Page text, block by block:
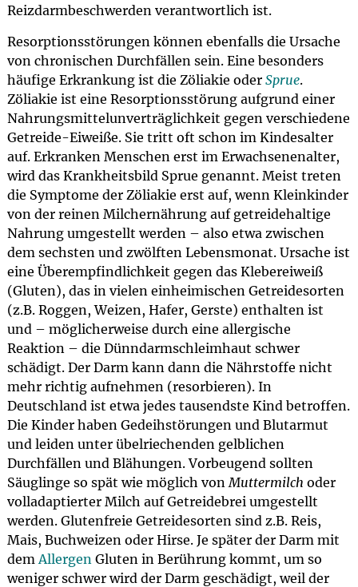
Reizdarmbeschwerden verantwortlich ist.
Resorptionsstörungen können ebenfalls die Ursache
von chronischen Durchfällen sein. Eine besonders
häufige Erkrankung ist die Zöliakie oder Sprue.
Zöliakie ist eine Resorptionsstörung aufgrund einer
Nahrungsmittelunverträglichkeit gegen verschiedene
Getreide-Eiweiße. Sie tritt oft schon im Kindesalter
auf. Erkranken Menschen erst im Erwachsenenalter,
wird das Krankheitsbild Sprue genannt. Meist treten
die Symptome der Zöliakie erst auf, wenn Kleinkinder
von der reinen Milchernährung auf getreidehaltige
Nahrung umgestellt werden – also etwa zwischen
dem sechsten und zwölften Lebensmonat. Ursache ist
eine Überempfindlichkeit gegen das Klebereiweiß
(Gluten), das in vielen einheimischen Getreidesorten
(z.B. Roggen, Weizen, Hafer, Gerste) enthalten ist
und – möglicherweise durch eine allergische
Reaktion – die Dünndarmschleimhaut schwer
schädigt. Der Darm kann dann die Nährstoffe nicht
mehr richtig aufnehmen (resorbieren). In
Deutschland ist etwa jedes tausendste Kind betroffen.
Die Kinder haben Gedeihstörungen und Blutarmut
und leiden unter übelriechenden gelblichen
Durchfällen und Blähungen. Vorbeugend sollten
Säuglinge so spät wie möglich vonMuttermilch oder
volladaptierter Milch auf Getreidebrei umgestellt
werden. Glutenfreie Getreidesorten sind z.B. Reis,
Mais, Buchweizen oder Hirse. Je später der Darm mit
demAllergenGluten in Berührung kommt, um so
weniger schwer wird der Darm geschädigt, weil der